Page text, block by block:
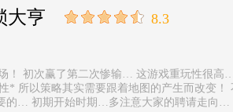
大亨 8.3
是地图… 除了玩家
其实需要跟着地图的产生而改变！ 不能一直使用一样的科技书！ 然后记得m
要的… 初期开始时期…多注意大家的聘请走向